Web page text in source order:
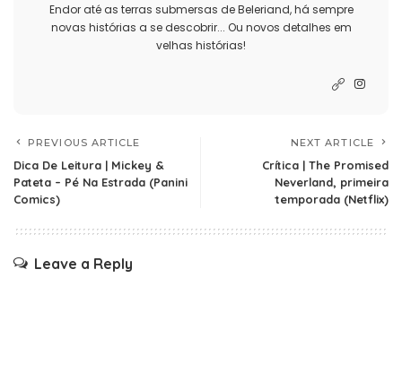
Endor até as terras submersas de Beleriand, há sempre
novas histórias a se descobrir... Ou novos detalhes em
velhas histórias!
PREVIOUS ARTICLE
Dica De Leitura | Mickey &
Pateta – Pé Na Estrada (Panini
Comics)
NEXT ARTICLE
Crítica | The Promised
Neverland, primeira
temporada (Netflix)
Leave a Reply